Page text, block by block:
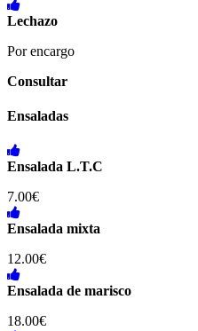
Lechazo
Por encargo
Consultar
Ensaladas
Ensalada L.T.C
7.00€
Ensalada mixta
12.00€
Ensalada de marisco
18.00€